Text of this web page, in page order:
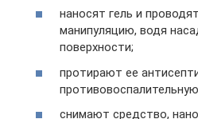
наносят гель и
манипуляцию, водя
поверхности;
протирают ее
снимают средство,